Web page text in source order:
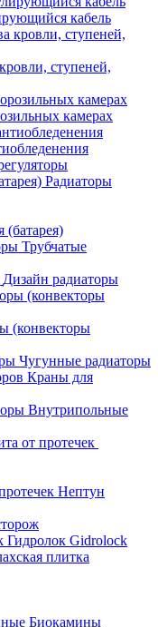
кабель
ступеней,
камерах
Радиаторы
(батарея)
Трубчатые
Дизайн радиаторы
(конвекторы
Чугунные радиаторы
Краны для
Внутрипольные
от протечек
Нептун
Гидролок Gidrolock
плитка
Биокамины